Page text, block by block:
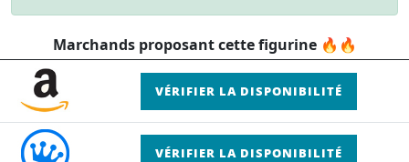
Marchands proposant cette figurine 🔥🔥
VÉRIFIER LA DISPONIBILITÉ
VÉRIFIER LA DISPONIBILITÉ